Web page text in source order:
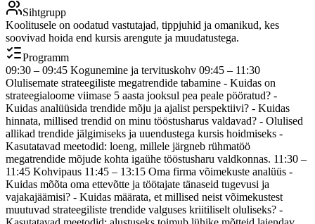
Sihtgrupp
Koolitusele on oodatud vastutajad, tippjuhid ja omanikud, kes
soovivad hoida end kursis arengute ja muudatustega.
Programm
09:30 – 09:45 Kogunemine ja tervituskohv 09:45 – 11:30
Olulisemate strateegiliste megatrendide tabamine - Kuidas on
strateegialoome viimase 5 aasta jooksul pea peale pööratud? -
Kuidas analüüsida trendide mõju ja ajalist perspektiivi? - Kuidas
hinnata, millised trendid on minu tööstusharus valdavad? - Olulised
allikad trendide jälgimiseks ja uuendustega kursis hoidmiseks -
Kasutatavad meetodid: loeng, millele järgneb rühmatöö
megatrendide mõjude kohta igaühe tööstusharu valdkonnas. 11:30 –
11:45 Kohvipaus 11:45 – 13:15 Oma firma võimekuste analüüs -
Kuidas mõõta oma ettevõtte ja töötajate tänaseid tugevusi ja
vajakajäämisi? - Kuidas määrata, et millised neist võimekustest
muutuvad strateegiliste trendide valguses kriitiliselt oluliseks? -